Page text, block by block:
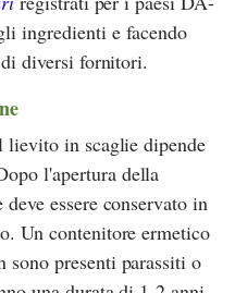
ingredienti e facendo
diversi fornitori.
lievito in scaglie dipende
l'apertura della
essere conservato in
Un contenitore ermetico
sono presenti parassiti o